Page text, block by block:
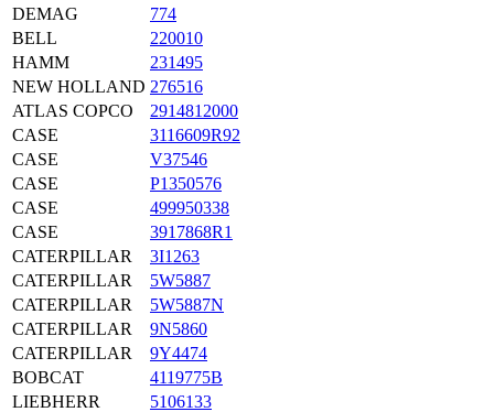
DEMAG
774
BELL
220010
HAMM
231495
NEW HOLLAND 276516
ATLAS COPCO
2914812000
CASE
3116609R92
CASE
V37546
CASE
P1350576
CASE
499950338
CASE
3917868R1
CATERPILLAR
3I1263
CATERPILLAR
5W5887
CATERPILLAR
5W5887N
CATERPILLAR
9N5860
CATERPILLAR
9Y4474
BOBCAT
4119775B
LIEBHERR
5106133